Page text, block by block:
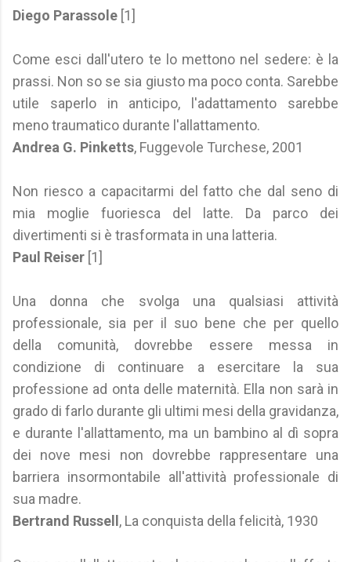
Diego Parassole [1]
Come esci dall'utero te lo mettono nel sedere: è la
prassi. Non so se sia giusto ma poco conta. Sarebbe
utile saperlo in anticipo, l'adattamento sarebbe
meno traumatico durante l'allattamento.
Andrea G. Pinketts, Fuggevole Turchese, 2001
Non riesco a capacitarmi del fatto che dal seno di
mia moglie fuoriesca del latte. Da parco dei
divertimenti si è trasformata in una latteria.
Paul Reiser [1]
Una donna che svolga una qualsiasi attività
professionale, sia per il suo bene che per quello
della comunità, dovrebbe essere messa in
condizione di continuare a esercitare la sua
professione ad onta delle maternità. Ella non sarà in
grado di farlo durante gli ultimi mesi della gravidanza,
e durante l'allattamento, ma un bambino al dì sopra
dei nove mesi non dovrebbe rappresentare una
barriera insormontabile all'attività professionale di
sua madre.
Bertrand Russell , La conquista della felicità, 1930